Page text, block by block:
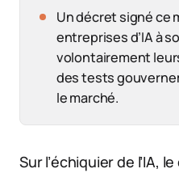
Un décret signé ce
entreprises d’IA à
volontairement
des tests
le marché.
Sur l’échiquier de l’IA,